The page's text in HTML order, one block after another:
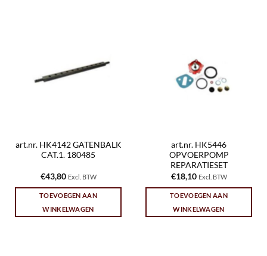
art.nr. HK4142 GATENBALK
CAT.1. 180485
€43,80 Excl. BTW
TOEVOEGEN AAN
WINKELWAGEN
art.nr. HK5446
OPVOERPOMP
REPARATIESET
€18,10 Excl. BTW
TOEVOEGEN AAN
WINKELWAGEN